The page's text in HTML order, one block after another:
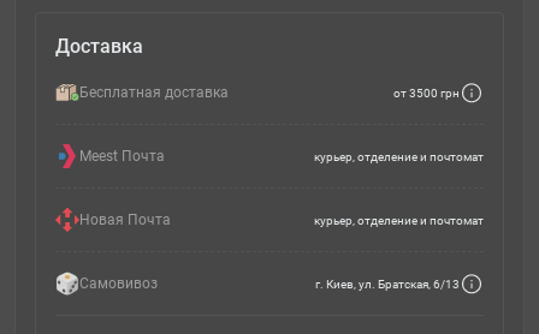
Доставка
Бесплатная доставка от 3500 грн
Meest Почта курьер, отделение и почтомат
Новая Почта курьер, отделение и почтомат
Самовивоз г. Киев, ул. Братская, 6/13